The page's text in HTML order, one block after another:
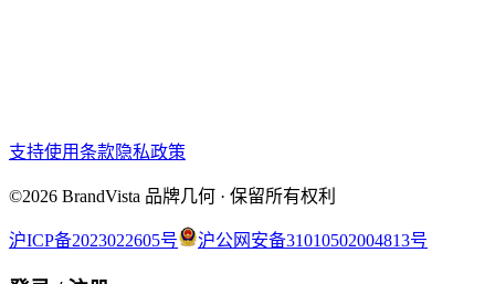
支持使用条款隐私政策
©2026 BrandVista 品牌几何 · 保留所有权利
沪ICP备2023022605号 沪公网安备31010502004813号